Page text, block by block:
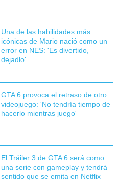
Una de las habilidades más
icónicas de Mario nació como un
error en NES: 'Es divertido,
dejadlo'
GTA 6 provoca el retraso de otro
videojuego: 'No tendría tiempo de
hacerlo mientras juego'
El Tráiler 3 de GTA 6 será como
una serie con gameplay y tendrá
sentido que se emita en Netflix